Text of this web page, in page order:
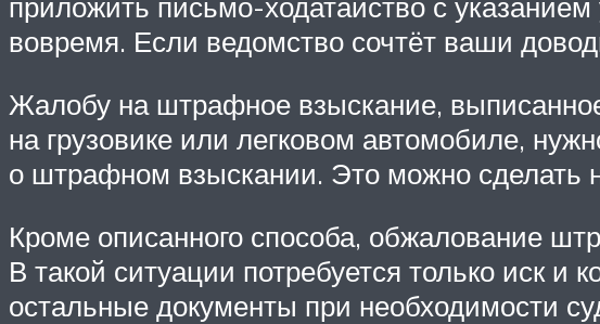
вовремя. Если ведомство сочтёт ваши
Жалобу на штрафное взыскание,
на грузовике или легковом автомобиле,
о штрафном взыскании. Это можно сделать
Кроме описанного способа, обжалование
В такой ситуации потребуется только иск
остальные документы при необходимости